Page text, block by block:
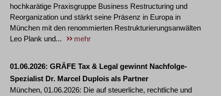
hochkarätige Praxisgruppe Business Restructuring und
Reorganization und stärkt seine Präsenz in Europa in
München mit den renommierten Restrukturierungsanwälten
Leo Plank und...
mehr
01.06.2026 GRÄFE Tax & Legal gewinnt Nachfolge-
Spezialist Dr. Marcel Duplois als Partner
München, 01.06.2026: Die auf steuerliche, rechtliche und